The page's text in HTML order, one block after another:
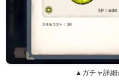
▲ガチャ詳細